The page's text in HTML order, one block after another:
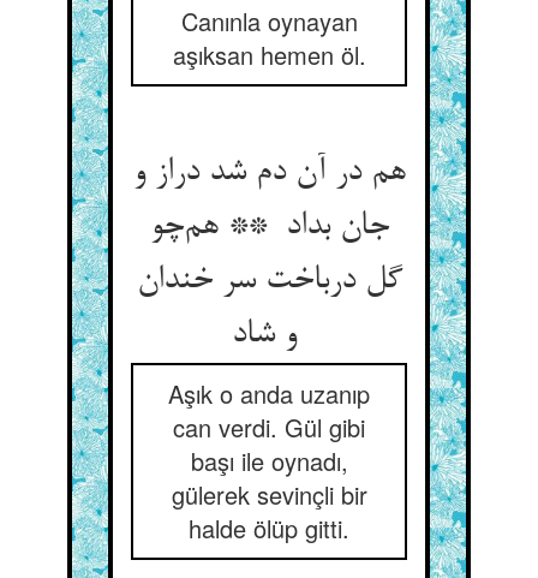
Canınla oynayan
aşıksan hemen öl.
هم در آن دم شد دراز و
جان بداد ** هم‌چو
گل درباخت سر خندان
و شاد
Aşık o anda uzanıp
can verdi. Gül gibi
başı ile oynadı,
gülerek sevinçli bir
halde ölüp gitti.